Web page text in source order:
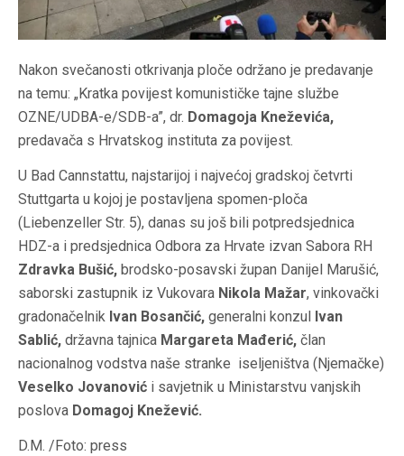
Nakon svečanosti otkrivanja ploče održano je predavanje
na temu: „Kratka povijest komunističke tajne službe
OZNE/UDBA-e/SDB-a”, dr. Domagoja Kneževića,
predavača s Hrvatskog instituta za povijest.
U Bad Cannstattu, najstarijoj i najvećoj gradskoj četvrti
Stuttgarta u kojoj je postavljena spomen-ploča
(Liebenzeller Str. 5), danas su još bili potpredsjednica
HDZ-a i predsjednica Odbora za Hrvate izvan Sabora RH
Zdravka Bušić, brodsko-posavski župan Danijel Marušić,
saborski zastupnik iz Vukovara Nikola Mažar, vinkovački
gradonačelnik Ivan Bosančić, generalni konzul Ivan
Sablić, državna tajnica Margareta Mađerić, član
nacionalnog vodstva naše stranke iseljeništva (Njemačke)
Veselko Jovanović i savjetnik u Ministarstvu vanjskih
poslova Domagoj Knežević.
D.M. /Foto: press